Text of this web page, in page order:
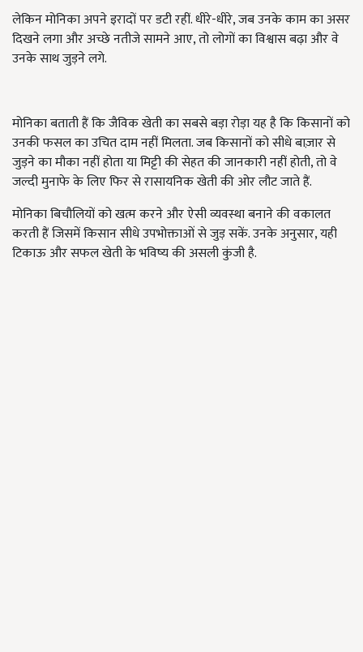
लेकिन मोनिका अपने इरादों पर डटी रहीं. धीरे-धीरे,जब उनके काम का असर
दिखने लगा और अच्छे नतीजे सामने आए,तो लोगों का विश्वास बढ़ा और वे
उनके साथ जुड़ने लगे.
मोनिका बताती हैं कि जैविक खेती का सबसे बड़ा रोड़ा यह है कि किसानों को
उनकी फसल का उचित दाम नहीं मिलता. जब किसानों को सीधे बाज़ार से
जुड़ने का मौका नहीं होता या मिट्टी की सेहत की जानकारी नहीं होती,तो वे
जल्दी मुनाफे के लिए फिर से रासायनिक खेती की ओर लौट जाते हैं.
मोनिका बिचौलियों को खत्म करने और ऐसी व्यवस्था बनाने की वकालत
करती हैं जिसमें किसान सीधे उपभोक्ताओं से जुड़ सकें. उनके अनुसार,यही
टिकाऊ और सफल खेती के भविष्य की असली कुंजी है.